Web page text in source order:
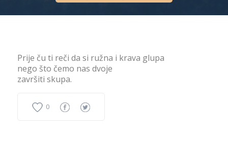
Prije ču ti reči da si ružna i krava glupa
nego što čemo nas dvoje
završiti skupa.
0